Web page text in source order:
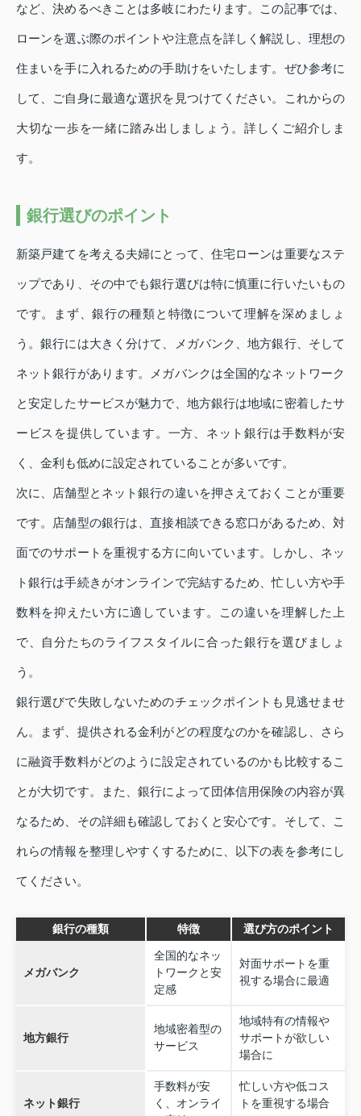
など、決めるべきことは多岐にわたります。この記事では、
ローンを選ぶ際のポイントや注意点を詳しく解説し、理想の
住まいを手に入れるための手助けをいたします。ぜひ参考に
して、ご自身に最適な選択を見つけてください。これからの
大切な一歩を一緒に踏み出しましょう。詳しくご紹介しま
す。
銀行選びのポイント
新築戸建てを考える夫婦にとって、住宅ローンは重要なステ
ップであり、その中でも銀行選びは特に慎重に行いたいもの
です。まず、銀行の種類と特徴について理解を深めましょ
う。銀行には大きく分けて、メガバンク、地方銀行、そして
ネット銀行があります。メガバンクは全国的なネットワーク
と安定したサービスが魅力で、地方銀行は地域に密着したサ
ービスを提供しています。一方、ネット銀行は手数料が安
く、金利も低めに設定されていることが多いです。
次に、店舗型とネット銀行の違いを押さえておくことが重要
です。店舗型の銀行は、直接相談できる窓口があるため、対
面でのサポートを重視する方に向いています。しかし、ネッ
ト銀行は手続きがオンラインで完結するため、忙しい方や手
数料を抑えたい方に適しています。この違いを理解した上
で、自分たちのライフスタイルに合った銀行を選びましょ
う。
銀行選びで失敗しないためのチェックポイントも見逃せませ
ん。まず、提供される金利がどの程度なのかを確認し、さら
に融資手数料がどのように設定されているのかも比較するこ
とが大切です。また、銀行によって団体信用保険の内容が異
なるため、その詳細も確認しておくと安心です。そして、こ
れらの情報を整理しやすくするために、以下の表を参考にし
てください。
銀行の種類 特徴 選び方のポイント
メガバンク
全国的なネッ
トワークと安
定感
対面サポートを重
視する場合に最適
地方銀行
地域密着型の
サービス
地域特有の情報や
サポートが欲しい
場合に
ネット銀行
手数料が安
く、オンライ
忙しい方や低コス
トを重視する場合